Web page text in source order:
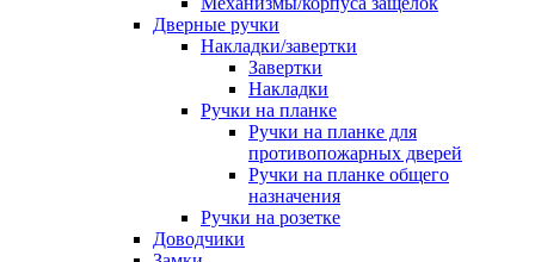
Дверные ручки
Накладки/завертки
Завертки
Накладки
Ручки на планке
Ручки на планке для
противопожарных дверей
Ручки на планке общего
назначения
Ручки на розетке
Доводчики